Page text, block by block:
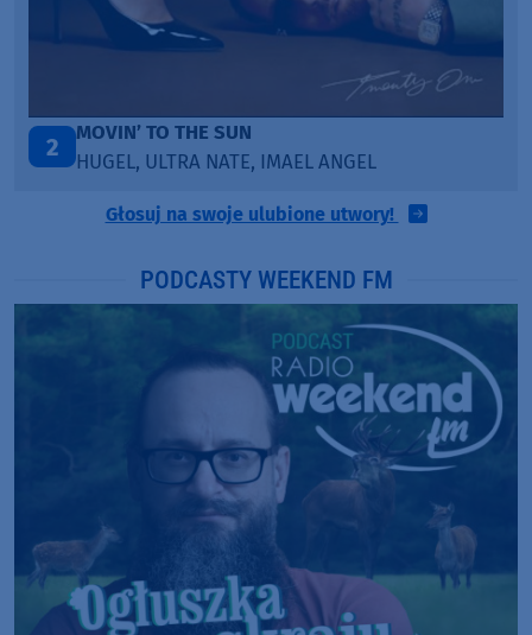
3
TAŃCZ!
BLETKA
Głosuj na swoje ulubione utwory!
PODCASTY WEEKEND FM